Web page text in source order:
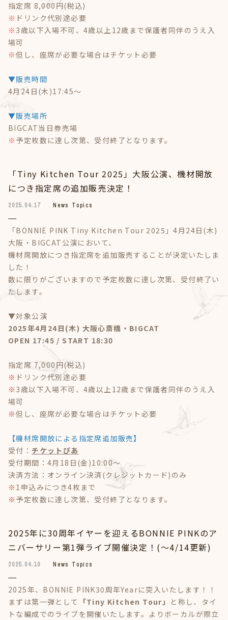
指定席 8,000円(税込)
※ ドリンク代別途必要
※ 3歳以下入場不可、4歳以上12歳まで保護者同伴のうえ入
場可
※但し、座席が必要な場合はチケット必要
▼販売時間
4月24日(木)17:45〜
▼販売場所
BIGCAT当日券売場
※ 予定枚数に達し次第、受付終了となります。
「Tiny Kitchen Tour 2025」大阪公演、機材開放
につき指定席の追加販売決定！
2025.04.17 News Topics
「BONNIE PINK Tiny Kitchen Tour 2025」4月24日(木)
大阪・BIGCAT公演において、
機材席開放につき指定席を追加販売することが決定いたしま
した！
数に限りがございますので予定枚数に達し次第、受付終了い
たします。
▼対象公演
2025年4月24日(木) 大阪心斎橋・BIGCAT
OPEN 17:45 / START 18:30
指定席 7,000円(税込)
※ ドリンク代別途必要
※ 3歳以下入場不可、4歳以上12歳まで保護者同伴のうえ入
場可
※但し、座席が必要な場合はチケット必要
【機材席開放による指定席追加販売】
受付： チケットぴあ
受付期間：4月18日(金)10:00～
決済方法：オンライン決済(クレジットカード)のみ
※ 1申込みにつき4枚まで
※ 予定枚数に達し次第、受付終了となります。
2025年に30周年イヤーを迎えるBONNIE PINKのア
ニバーサリー第1弾ライブ開催決定！(～4/14更新)
2025.04.10 News Topics
2025年、BONNIE PINK30周年Yearに突入いたします！！
まずは第一弾として
「Tiny Kitchen Tour」
と称し、タイ
トな編成でのライブを開催いたします。よりボーカルが際立